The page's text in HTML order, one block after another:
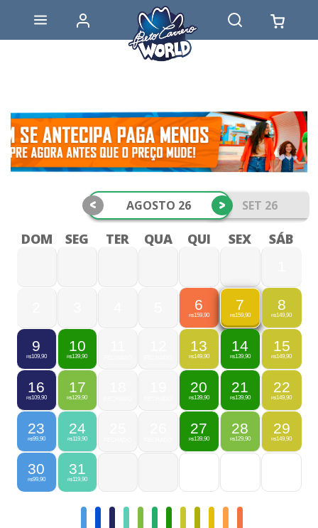
AGOSTO 26 SET 26
< >
DOM SEG TER QUA QUI SEX SÁB
6
R$159,90
7
R$159,90
8
R$149,90
9
R$109,90
10
R$139,90
13
R$149,90
14
R$139,90
15
R$149,90
16
R$109,90
17
R$129,90
20
R$139,90
21
R$139,90
22
R$149,90
23
R$99,90
24
R$119,90
27
R$139,90
28
R$129,90
29
R$149,90
30
R$99,90
31
R$119,90